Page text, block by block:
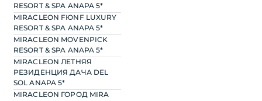
RESORT & SPA ANAPA 5*
MIRACLEON FЮNF LUXURY
RESORT & SPA ANAPA 5*
MIRACLEON MOVENPICK
RESORT & SPA ANAPA 5*
MIRACLEON ЛЕТНЯЯ
РЕЗИДЕНЦИЯ ДАЧА DEL
SOL ANAPA 5*
MIRACLEON ГОРОД MIRA